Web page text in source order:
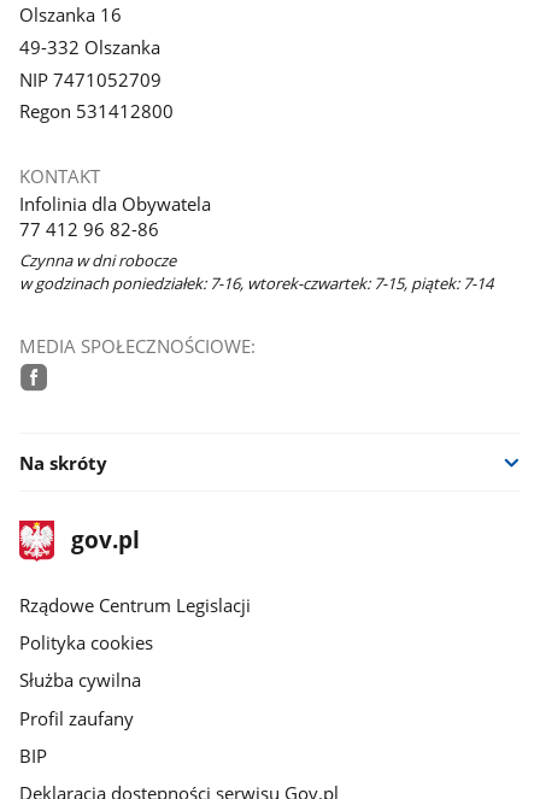
Olszanka 16
49-332 Olszanka
NIP 7471052709
Regon 531412800
KONTAKT
Infolinia dla Obywatela
77 412 96 82-86
Czynna w dni robocze
w godzinach poniedziałek: 7-16, wtorek-czwartek: 7-15, piątek: 7-14
MEDIA SPOŁECZNOŚCIOWE:
Na skróty
stopka
gov.plStrona
gov.pl
Rządowe Centrum Legislacji
Polityka cookies
Służba cywilna
Profil zaufany
BIP
Deklaracja dostępności serwisu Gov.pl